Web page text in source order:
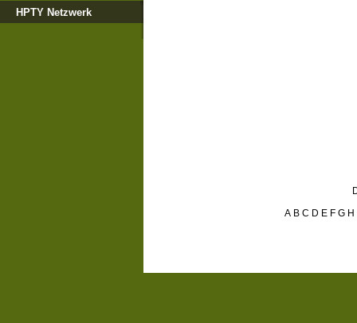
HPTY Netzwerk
A B C D E F G H